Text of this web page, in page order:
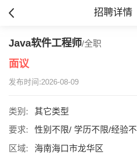
招聘详情
Java软件工程师/全职
面议
发布时间:2026-08-09
类别:
其它类型
要求:
性别不限/ 学历不限/经验
区域:
海南海口市龙华区